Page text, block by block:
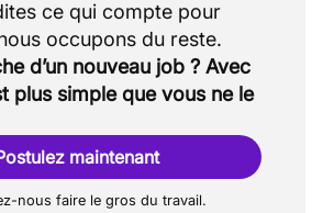
ce qui compte pour
d’un nouveau job ? Avec
plus simple que vous ne le
maintenant
nous faire le gros du travail.